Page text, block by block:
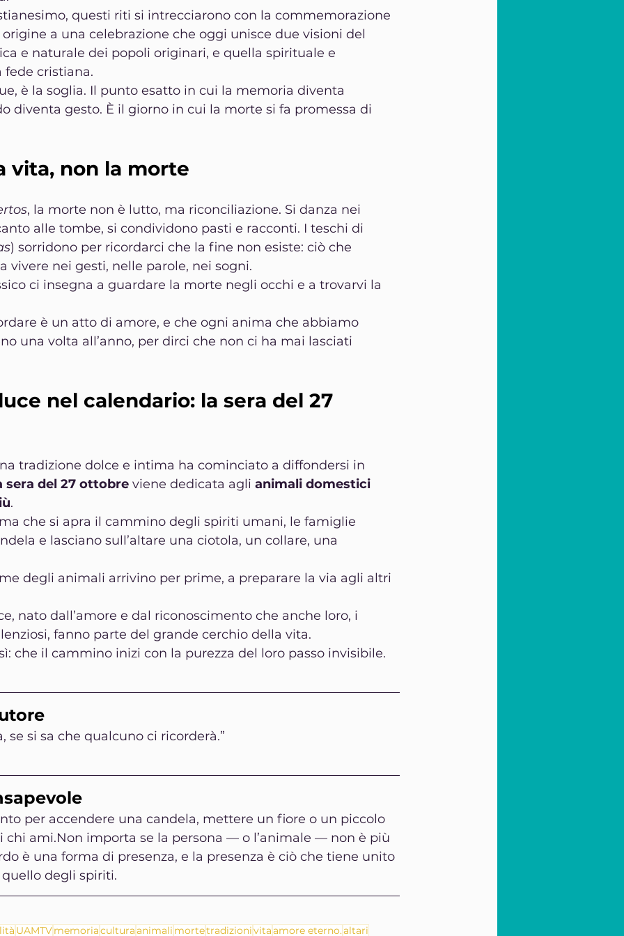
questi riti si intrecciarono con la commemorazione
a una celebrazione che oggi unisce due visioni del
e naturale dei popoli originari, e quella spirituale e
cristiana.
è la soglia. Il punto esatto in cui la memoria diventa
diventa gesto. È il giorno in cui la morte si fa promessa di
vita, non la morte
, la morte non è lutto, ma riconciliazione. Si danza nei
alle tombe, si condividono pasti e racconti. I teschi di
) sorridono per ricordarci che la fine non esiste: ciò che
vivere nei gesti, nelle parole, nei sogni.
ci insegna a guardare la morte negli occhi e a trovarvi la
è un atto di amore, e che ogni anima che abbiamo
una volta all’anno, per dirci che non ci ha mai lasciati
nel calendario: la sera del 27
tradizione dolce e intima ha cominciato a diffondersi in
sera del 27 ottobre viene dedicata agli animali domestici
.
che si apra il cammino degli spiriti umani, le famiglie
e lasciano sull’altare una ciotola, un collare, una
degli animali arrivino per prime, a preparare la via agli altri
nato dall’amore e dal riconoscimento che anche loro, i
fanno parte del grande cerchio della vita.
che il cammino inizi con la purezza del loro passo invisibile.
se si sa che qualcuno ci ricorderà.”
per accendere una candela, mettere un fiore o un piccolo
chi ami.Non importa se la persona — o l’animale — non è più
è una forma di presenza, e la presenza è ciò che tiene unito
degli spiriti.
UAMTVmemoriaculturaanimali mortetradizionivitaamore eterno.altari